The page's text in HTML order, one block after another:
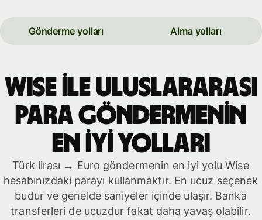
Gönderme yolları Alma yolları
WISE İLE ULUSLARARASI
PARA GÖNDERMENİN
EN İYİ YOLLARI
Türk lirası → Euro göndermenin en iyi yolu Wise
hesabınızdaki parayı kullanmaktır. En ucuz seçenek
budur ve genelde saniyeler içinde ulaşır. Banka
transferleri de ucuzdur fakat daha yavaş olabilir.